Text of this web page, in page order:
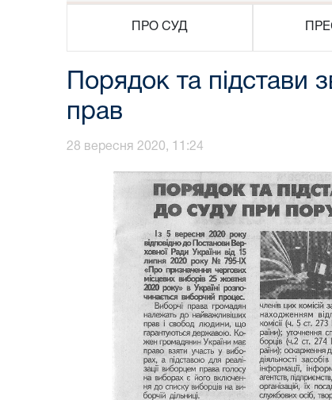
ПРО СУД
Порядок та підстави
прав
28 вересня 2020, 11:24